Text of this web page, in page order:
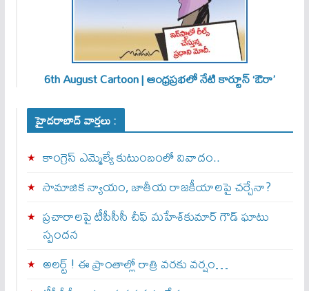
6th August Cartoon | ఆంధ్రప్రభలో నేటి కార్టూన్ ‘ఔరా’
హైదరాబాద్ వార్తలు :
కాంగ్రెస్ ఎమ్మెల్యే కుటుంబంలో వివాదం..
సామాజిక న్యాయం, జాతీయ రాజకీయాలపై చర్చేనా?
ప్రచారాలపై టీపీసీసీ చీఫ్ మహేశ్‌కుమార్ గౌడ్ ఘాటు
స్పందన
అల‌ర్ట్ ! ఈ ప్రాంతాల్లో రాత్రి వరకు వర్షం…